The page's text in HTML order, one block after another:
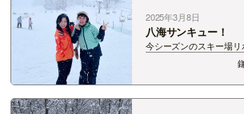
2025年3月8日
八海サンキュー！
今シーズンのスキー場
ログ⑩～ 平日休みに六
Snow Jamや中継などで
「らなぞう」こと、今
八海…